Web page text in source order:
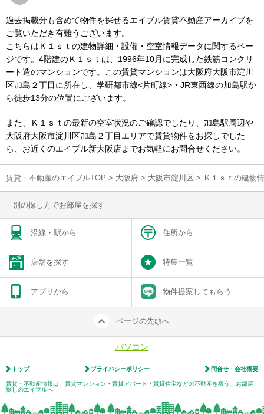
過去掲載分も含めて物件を探せるエイブル賃貸不動産アーカイブを
ご覧いただき有難うございます。
こちらはＫ１ｓｔの建物詳細・設備・空室情報データに関するペー
ジです。4階建のＫ１ｓｔは、1996年10月に完成した鉄筋コンクリ
ート造のマンションです。この賃貸マンションは大阪府大阪市淀川
区加島２丁目に所在し、学研都市線<片町線>・JR東西線の加島駅か
ら徒歩13分の位置にございます。
また、Ｋ１ｓｔの最新の空室状況のご確認でしたり、加島駅周辺や
大阪府大阪市淀川区加島２丁目エリアで賃貸物件をお探しでした
ら、お近くのエイブル新大阪店までお気軽にお問合せください。
賃貸・不動産のエイブルTOP > 大阪府 > 大阪市淀川区 > Ｋ１ｓｔの建物
別の探し方でお部屋を探す
沿線・駅から 住所から
店舗を探す 特集一覧
アプリから 物件提案してもらう
ページの先頭へ
パソコン
トップ プライバシーポリシー 問合せ・会社概要
賃貸・不動産情報は、賃貸マンション・賃貸アパート・賃貸住宅などの不動産を扱う、お部屋
探しのエイブルへ